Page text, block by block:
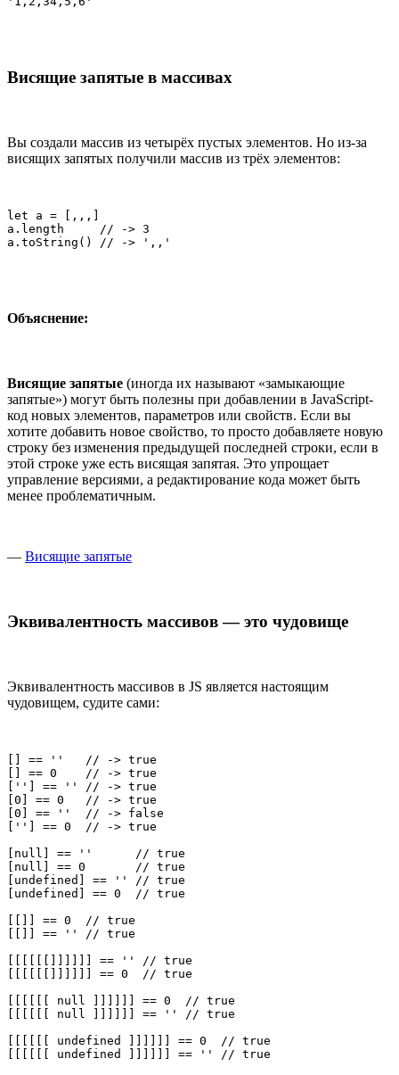
Висящие запятые в массивах
Вы создали массив из четырёх пустых элементов. Но из-за
висящих запятых получили массив из трёх элементов:
let a = [,,,]
a.length     // -> 3
a.toString() // -> ',,'
Объяснение:
Висящие запятые (иногда их называют «замыкающие
запятые») могут быть полезны при добавлении в JavaScript-
код новых элементов, параметров или свойств. Если вы
хотите добавить новое свойство, то просто добавляете новую
строку без изменения предыдущей последней строки, если в
этой строке уже есть висящая запятая. Это упрощает
управление версиями, а редактирование кода может быть
менее проблематичным.
— Висящие запятые
Эквивалентность массивов — это чудовище
Эквивалентность массивов в JS является настоящим
чудовищем, судите сами:
[] == ''   // -> true
[] == 0    // -> true
[''] == '' // -> true
[0] == 0   // -> true
[0] == ''  // -> false
[''] == 0  // -> true
[null] == ''      // true
[null] == 0       // true
[undefined] == '' // true
[undefined] == 0  // true
[[]] == 0  // true
[[]] == '' // true
[[[[[[]]]]]] == '' // true
[[[[[[]]]]]] == 0  // true
[[[[[[ null ]]]]]] == 0  // true
[[[[[[ null ]]]]]] == '' // true
[[[[[[ undefined ]]]]]] == 0  // true
[[[[[[ undefined ]]]]]] == '' // true